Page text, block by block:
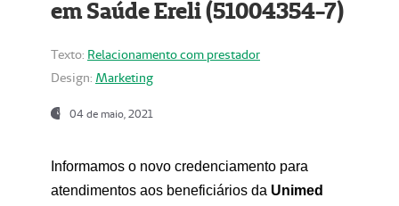
em Saúde Ereli (51004354-7)
Texto: Relacionamento com prestador
Design: Marketing
04 de maio, 2021
Informamos o novo credenciamento para
atendimentos aos beneficiários da Unimed